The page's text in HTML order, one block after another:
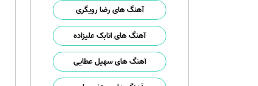
آهنگ های رضا رویگری
آهنگ های اتابک علیزاده
آهنگ های سهیل عطایی